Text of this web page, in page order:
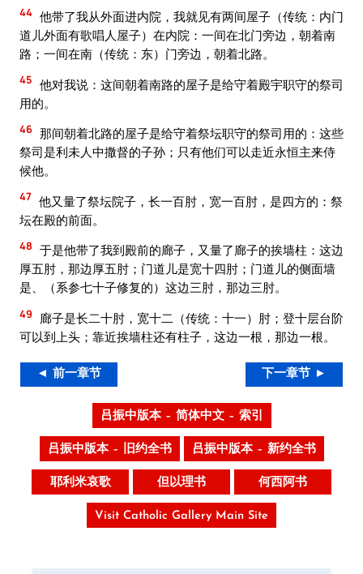
44 他带了我从外面进内院，我就见有两间屋子（传统：内门
道儿外面有歌唱人屋子）在内院：一间在北门旁边，朝着南
路；一间在南（传统：东）门旁边，朝着北路。
45 他对我说：这间朝着南路的屋子是给守着殿宇职守的祭司
用的。
46 那间朝着北路的屋子是给守着祭坛职守的祭司用的：这些
祭司是利未人中撒督的子孙；只有他们可以走近永恒主来侍
候他。
47 他又量了祭坛院子，长一百肘，宽一百肘，是四方的：祭
坛在殿的前面。
48 于是他带了我到殿前的廊子，又量了廊子的挨墙柱：这边
厚五肘，那边厚五肘；门道儿是宽十四肘；门道儿的侧面墙
是、（系参七十子修复的）这边三肘，那边三肘。
49
廊子是长二十肘，宽十二（传统：十一）肘；登十层台阶
可以到上头；靠近挨墙柱还有柱子，这边一根，那边一根。
◄ 前一章节 下一章节 ►
吕振中版本 – 简体中文 – 索引
吕振中版本 – 旧约全书 吕振中版本 – 新约全书
耶利米哀歌 但以理书 何西阿书
Visit Catholic Gallery Main Site